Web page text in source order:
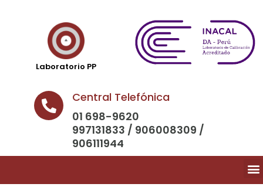
Laboratorio PP
Central Telefónica
01 698-9620
997131833 / 906008309 /
906111944